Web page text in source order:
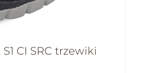
CI SRC trzewiki